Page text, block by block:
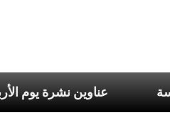
عناوين نشرة يوم حياة الكنيسة